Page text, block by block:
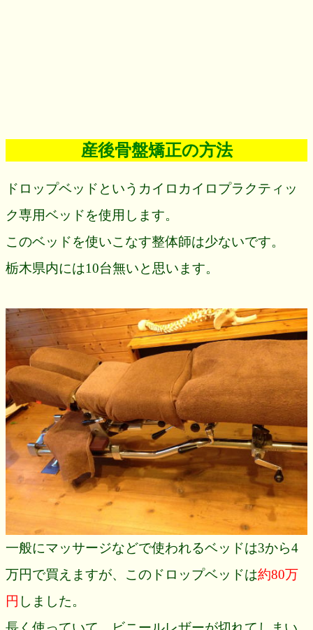
産後骨盤矯正の方法
ドロップベッドというカイロカイロプラクティッ
ク専用ベッドを使用します。
このベッドを使いこなす整体師は少ないです。
栃木県内には10台無いと思います。
一般にマッサージなどで使われるベッドは3から4
万円で買えますが、このドロップベッドは約80万
円 しました。